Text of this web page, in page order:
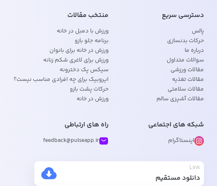
دسترسی سریع
پالس
حرکات بدنسازی
درباره ما
سوالات متداول
مقالات ورزشی
مقالات تغذیه
مقالات سلامتی
مقالات آشپزی سالم
منتخب مقالات
ورزش با دمبل در خانه
برنامه جلو بازو
ورزش در خانه برای بانوان
ورزش برای لاغری شکم زنانه
سیکس پک دخترونه
ایروبیک برای چه افرادی مناسب نیست؟
حرکات پشت بازو
ورزش در خانه
شبکه های اجتماعی
اینستاگرام
راه های ارتباطی
feedback@pulseapp.ir
Link
دانلود مستقیم